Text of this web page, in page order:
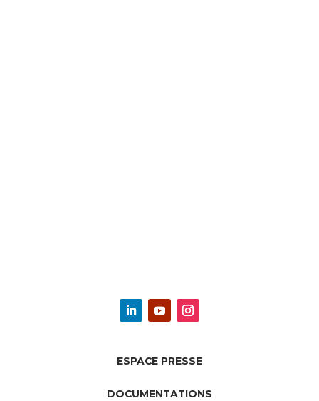
ESPACE PRESSE
DOCUMENTATIONS